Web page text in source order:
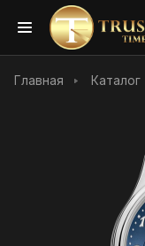
Главная Каталог